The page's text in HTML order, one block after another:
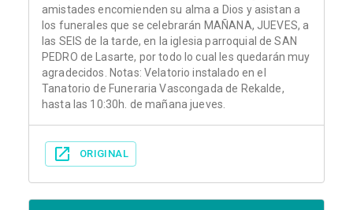
amistades encomienden su alma a Dios y asistan a
los funerales que se celebrarán MAÑANA, JUEVES, a
las SEIS de la tarde, en la iglesia parroquial de SAN
PEDRO de Lasarte, por todo lo cual les quedarán muy
agradecidos. Notas: Velatorio instalado en el
Tanatorio de Funeraria Vascongada de Rekalde,
hasta las 10:30h. de mañana jueves.
ORIGINAL